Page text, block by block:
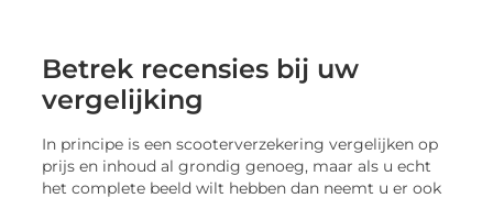
Betrek recensies bij uw
vergelijking
In principe is een scooterverzekering vergelijken op
prijs en inhoud al grondig genoeg, maar als u echt
het complete beeld wilt hebben dan neemt u er ook